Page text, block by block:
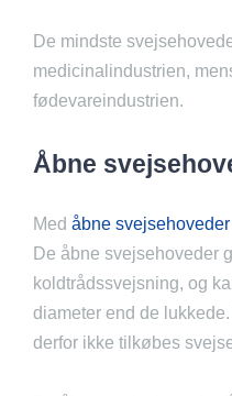
De mindste
medicinalindustrien,
fødevareindustrien.
Åbne
Med åbne svejsehoveder
De åbne svejsehoveder
koldtrådssvejsning, og
diameter end de
derfor ikke tilkøbes